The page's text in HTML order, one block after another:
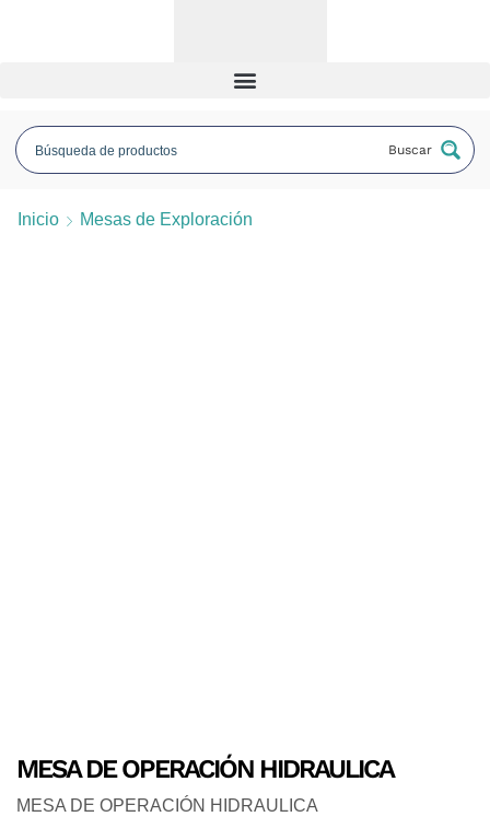
Buscar
Inicio Mesas de Exploración
MESA DE OPERACIÓN HIDRAULICA
MESA DE OPERACIÓN HIDRAULICA